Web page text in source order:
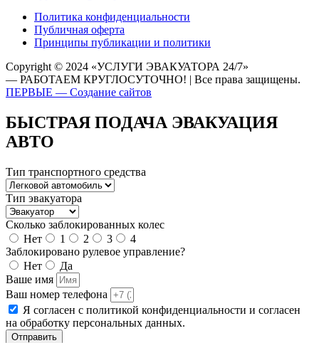
Политика конфиденциальности
Публичная оферта
Принципы публикации и политики
Copyright © 2024 «УСЛУГИ ЭВАКУАТОРА 24/7»
— РАБОТАЕМ КРУГЛОСУТОЧНО! | Все права защищены.
ПЕРВЫЕ — Создание сайтов
БЫСТРАЯ ПОДАЧА ЭВАКУАЦИЯ
АВТО
Тип транспортного средства
Тип эвакуатора
Сколько заблокированных колес
Нет
1 2 3
4
Заблокировано рулевое управление?
Нет
Да
Ваше имя
Ваш номер телефона
Я согласен с политикой конфиденциальности и согласен
на обработку персональных данных.
Отправить